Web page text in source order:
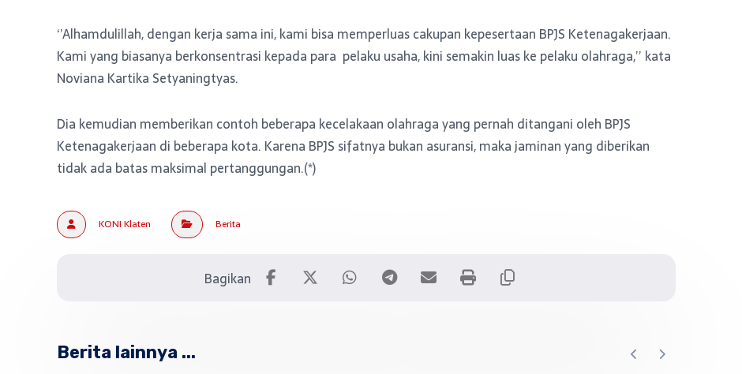
‘’Alhamdulillah, dengan kerja sama ini, kami bisa memperluas cakupan kepesertaan BPJS Ketenagakerjaan.
Kami yang biasanya berkonsentrasi kepada para pelaku usaha, kini semakin luas ke pelaku olahraga,’’ kata
Noviana Kartika Setyaningtyas.
Dia kemudian memberikan contoh beberapa kecelakaan olahraga yang pernah ditangani oleh BPJS
Ketenagakerjaan di beberapa kota. Karena BPJS sifatnya bukan asuransi, maka jaminan yang diberikan
tidak ada batas maksimal pertanggungan.(*)
KONI Klaten Berita
Berita lainnya ...